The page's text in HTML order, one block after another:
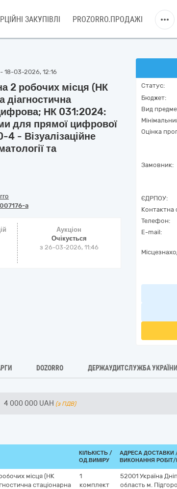
ЗАКУПІВЛІ PROZORRO.ПРОДАЖІ
18-03-2026, 12:16
2 робочих місця (НК
діагностична
НК 031:2024:
для прямої цифрової
4 - Візуалізаційне
та
a
Аукціон
Очікується
з 26-03-2026, 11:46
Статус:
Бюджет:
Вид
Оцінка
Замовник:
ЄДРПОУ:
Контактна
Телефон:
E-mail:
DOZORRO ДЕРЖАУДИТСЛУЖБА УКРАЇНИ
4 000 000 UAH (з ПДВ)
КІЛЬКІСТЬ /
ОД.ВИМІРУ
АДРЕСА ДОСТАВКИ
ВИКОНАННЯ
місця (НК
стаціонарна
1
комплект
52001 Україна
область м.